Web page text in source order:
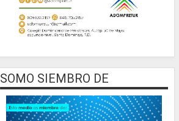
SOMO SIEMBRO DE